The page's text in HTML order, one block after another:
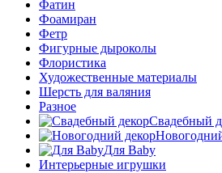
Фатин
Фоамиран
Фетр
Фигурные дыроколы
Флористика
Художественные материалы
Шерсть для валяния
Разное
Свадебный
Для Baby
Интерьерные игрушки